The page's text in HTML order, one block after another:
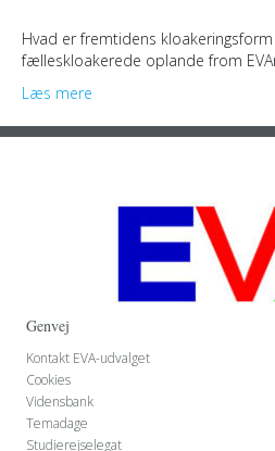
Hvad er fremtidens
fælleskloakerede oplande from
Læs mere
Genvej
Kontakt EVA-udvalget
Cookies
Vidensbank
Temadage
Studierejselegat